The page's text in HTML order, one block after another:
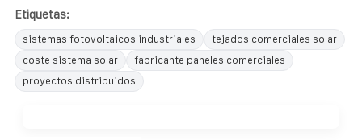
Etiquetas:
sistemas fotovoltaicos industriales
tejados comerciales solar
coste sistema solar
fabricante paneles comerciales
proyectos distribuidos